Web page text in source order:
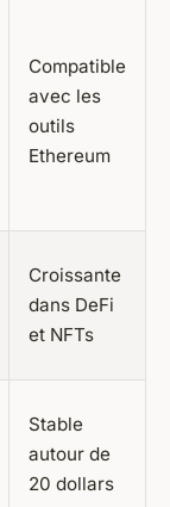
Compatible
avec les
outils
Ethereum
Croissante
dans DeFi
et NFTs
Stable
autour de
20 dollars